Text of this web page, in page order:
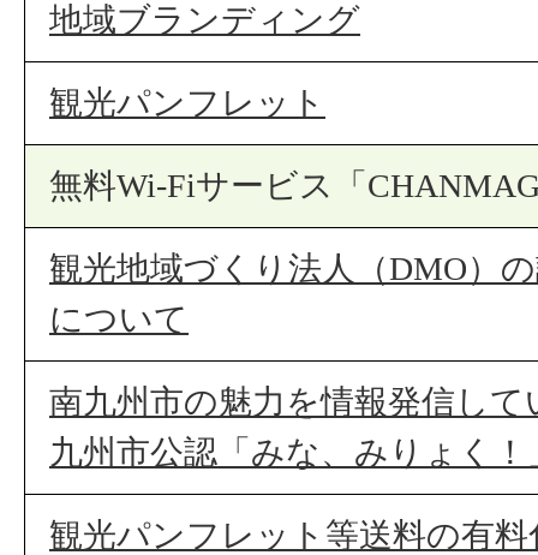
地域ブランディング
観光パンフレット
無料Wi-Fiサービス「
観光地域づくり法人（DMO）
について
南九州市の魅力を情報発信し
九州市公認「みな、みりょく
観光パンフレット等送料の有